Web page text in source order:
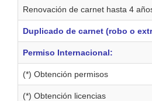
Renovación de carnet hasta 4
Duplicado de carnet (robo o
Permiso Internacional:
(*) Obtención permisos
(*) Obtención licencias